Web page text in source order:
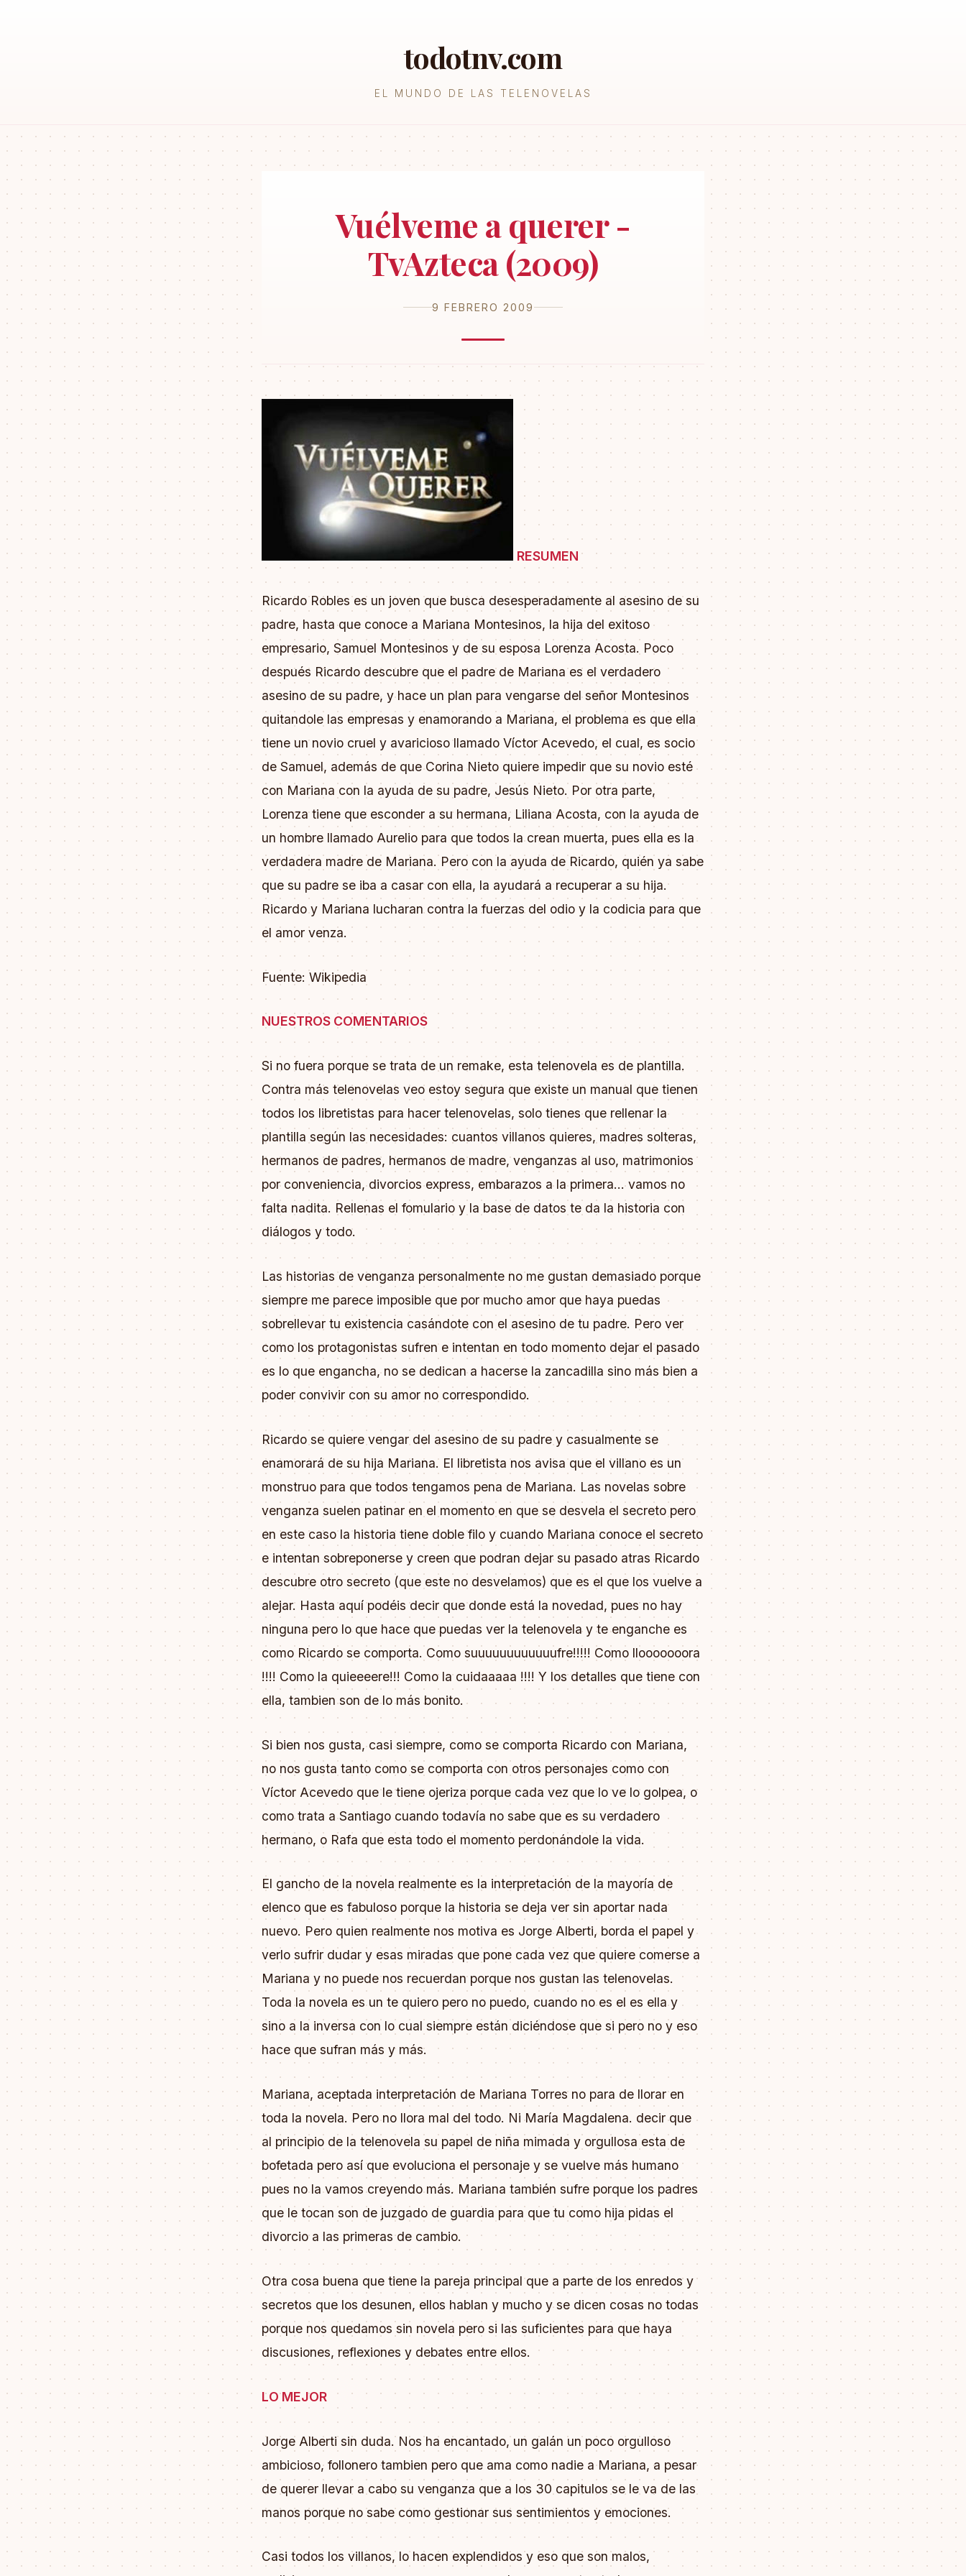
todotnv.com
EL MUNDO DE LAS TELENOVELAS
Vuélveme a querer -
TvAzteca (2009)
9 FEBRERO 2009
RESUMEN
Ricardo Robles es un joven que busca desesperadamente al asesino de su
padre, hasta que conoce a Mariana Montesinos, la hija del exitoso
empresario, Samuel Montesinos y de su esposa Lorenza Acosta. Poco
después Ricardo descubre que el padre de Mariana es el verdadero
asesino de su padre, y hace un plan para vengarse del señor Montesinos
quitandole las empresas y enamorando a Mariana, el problema es que ella
tiene un novio cruel y avaricioso llamado Víctor Acevedo, el cual, es socio
de Samuel, además de que Corina Nieto quiere impedir que su novio esté
con Mariana con la ayuda de su padre, Jesús Nieto. Por otra parte,
Lorenza tiene que esconder a su hermana, Liliana Acosta, con la ayuda de
un hombre llamado Aurelio para que todos la crean muerta, pues ella es la
verdadera madre de Mariana. Pero con la ayuda de Ricardo, quién ya sabe
que su padre se iba a casar con ella, la ayudará a recuperar a su hija.
Ricardo y Mariana lucharan contra la fuerzas del odio y la codicia para que
el amor venza.
Fuente: Wikipedia
NUESTROS COMENTARIOS
Si no fuera porque se trata de un remake, esta telenovela es de plantilla.
Contra más telenovelas veo estoy segura que existe un manual que tienen
todos los libretistas para hacer telenovelas, solo tienes que rellenar la
plantilla según las necesidades: cuantos villanos quieres, madres solteras,
hermanos de padres, hermanos de madre, venganzas al uso, matrimonios
por conveniencia, divorcios express, embarazos a la primera... vamos no
falta nadita. Rellenas el fomulario y la base de datos te da la historia con
diálogos y todo.
Las historias de venganza personalmente no me gustan demasiado porque
siempre me parece imposible que por mucho amor que haya puedas
sobrellevar tu existencia casándote con el asesino de tu padre. Pero ver
como los protagonistas sufren e intentan en todo momento dejar el pasado
es lo que engancha, no se dedican a hacerse la zancadilla sino más bien a
poder convivir con su amor no correspondido.
Ricardo se quiere vengar del asesino de su padre y casualmente se
enamorará de su hija Mariana. El libretista nos avisa que el villano es un
monstruo para que todos tengamos pena de Mariana. Las novelas sobre
venganza suelen patinar en el momento en que se desvela el secreto pero
en este caso la historia tiene doble filo y cuando Mariana conoce el secreto
e intentan sobreponerse y creen que podran dejar su pasado atras Ricardo
descubre otro secreto (que este no desvelamos) que es el que los vuelve a
alejar. Hasta aquí podéis decir que donde está la novedad, pues no hay
ninguna pero lo que hace que puedas ver la telenovela y te enganche es
como Ricardo se comporta. Como suuuuuuuuuuuufre!!!!! Como llooooooora
!!!! Como la quieeeere!!! Como la cuidaaaaa !!!! Y los detalles que tiene con
ella, tambien son de lo más bonito.
Si bien nos gusta, casi siempre, como se comporta Ricardo con Mariana,
no nos gusta tanto como se comporta con otros personajes como con
Víctor Acevedo que le tiene ojeriza porque cada vez que lo ve lo golpea, o
como trata a Santiago cuando todavía no sabe que es su verdadero
hermano, o Rafa que esta todo el momento perdonándole la vida.
El gancho de la novela realmente es la interpretación de la mayoría de
elenco que es fabuloso porque la historia se deja ver sin aportar nada
nuevo. Pero quien realmente nos motiva es Jorge Alberti, borda el papel y
verlo sufrir dudar y esas miradas que pone cada vez que quiere comerse a
Mariana y no puede nos recuerdan porque nos gustan las telenovelas.
Toda la novela es un te quiero pero no puedo, cuando no es el es ella y
sino a la inversa con lo cual siempre están diciéndose que si pero no y eso
hace que sufran más y más.
Mariana, aceptada interpretación de Mariana Torres no para de llorar en
toda la novela. Pero no llora mal del todo. Ni María Magdalena. decir que
al principio de la telenovela su papel de niña mimada y orgullosa esta de
bofetada pero así que evoluciona el personaje y se vuelve más humano
pues no la vamos creyendo más. Mariana también sufre porque los padres
que le tocan son de juzgado de guardia para que tu como hija pidas el
divorcio a las primeras de cambio.
Otra cosa buena que tiene la pareja principal que a parte de los enredos y
secretos que los desunen, ellos hablan y mucho y se dicen cosas no todas
porque nos quedamos sin novela pero si las suficientes para que haya
discusiones, reflexiones y debates entre ellos.
LO MEJOR
Jorge Alberti sin duda. Nos ha encantado, un galán un poco orgulloso
ambicioso, follonero tambien pero que ama como nadie a Mariana, a pesar
de querer llevar a cabo su venganza que a los 30 capitulos se le va de las
manos porque no sabe como gestionar sus sentimientos y emociones.
Casi todos los villanos, lo hacen explendidos y eso que son malos,